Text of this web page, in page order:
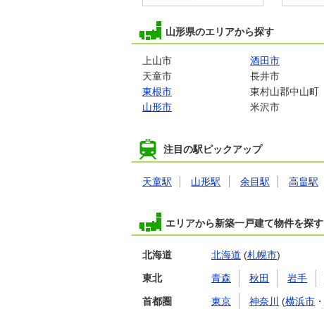
山形県のエリアから探す
上山市 酒田市
天童市
長井市
東根市
東村山郡中山町
山形市
米沢市
注目の駅ピックアップ
天童駅 山形駅 余目駅 高畠駅
エリアから新築一戸建て物件を探す
北海道 北海道 (札幌市)
東北 青森 秋田 岩手
首都圏 東京 神奈川 (横浜市 ・